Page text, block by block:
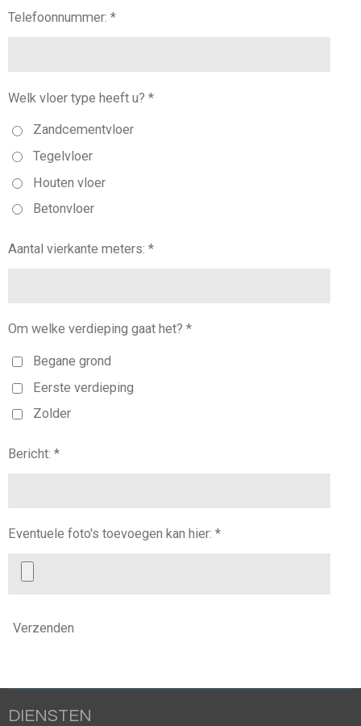
Telefoonnummer: *
Welk vloer type heeft u? *
Zandcementvloer
Tegelvloer
Houten vloer
Betonvloer
Aantal vierkante meters: *
Om welke verdieping gaat het? *
Begane grond
Eerste verdieping
Zolder
Bericht: *
Eventuele foto's toevoegen kan hier: *
Verzenden
DIENSTEN